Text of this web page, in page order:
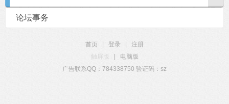
论坛事务
首页 登录
注册
触屏版
电脑版
广告联系QQ：784338750 验证码：sz